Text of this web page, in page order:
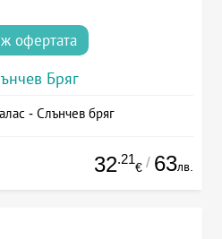
офертата
Бряг
- Слънчев бряг
32.21
€ / 63лв.